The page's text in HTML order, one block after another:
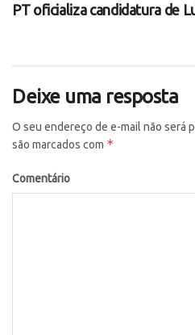
PT oficializa candidatura de
Deixe uma resposta
O seu endereço de e-mail não será
são marcados com *
Comentário